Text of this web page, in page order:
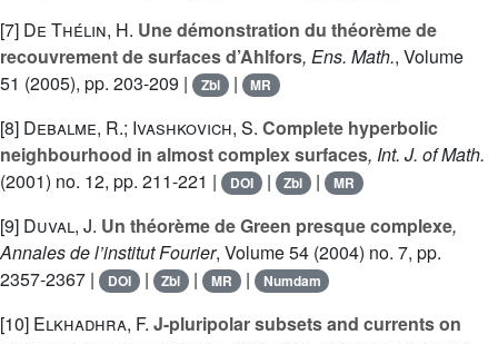
[7] De Thélin, H. Une démonstration du théorème de
recouvrement de surfaces d’Ahlfors, Ens. Math., Volume
51 (2005), pp. 203-209 | Zbl | MR
[8] Debalme, R.; Ivashkovich, S. Complete hyperbolic
neighbourhood in almost complex surfaces, Int. J. of Math.
(2001) no. 12, pp. 211-221 |
DOI | Zbl | MR
[9] Duval, J. Un théorème de Green presque complexe,
Annales de l’institut Fourier, Volume 54 (2004) no. 7, pp.
2357-2367 |
DOI | Zbl | MR | Numdam
[10] Elkhadhra, F. J-pluripolar subsets and currents on